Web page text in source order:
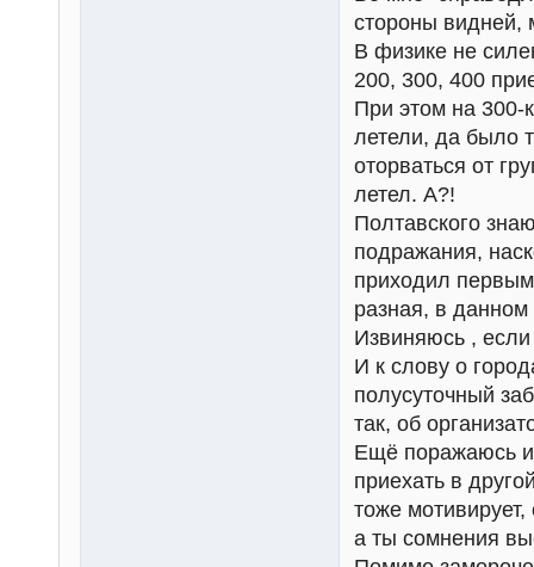
стороны видней,
В физике не
200, 300, 400
При этом на 300-
летели, да было
оторваться от
летел. А?!
Полтавского
подражания,
приходил
разная, в
Извиняюсь ,
И к слову о
полусуточный
так, об
Ещё поражаюсь
приехать в
тоже
а ты сомнения